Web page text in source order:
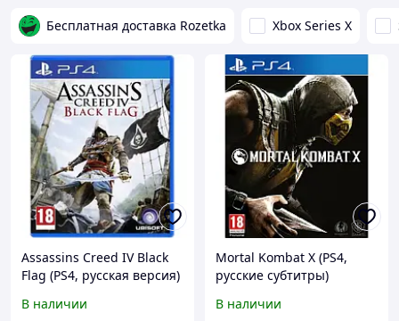
Бесплатная доставка Rozetka Xbox Series X
Assassins Creed IV Black
Flag (PS4, русская версия)
В наличии
Mortal Kombat X (PS4,
русские субтитры)
В наличии